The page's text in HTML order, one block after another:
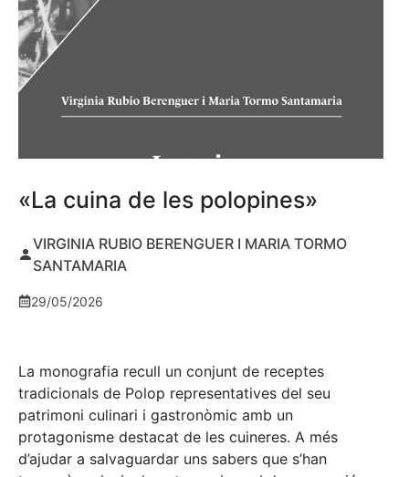
«La cuina de les polopines»
VIRGINIA RUBIO BERENGUER I MARIA TORMO
SANTAMARIA
29/05/2026
La monografia recull un conjunt de receptes
tradicionals de Polop representatives del seu
patrimoni culinari i gastronòmic amb un
protagonisme destacat de les cuineres. A més
d’ajudar a salvaguardar uns sabers que s’han